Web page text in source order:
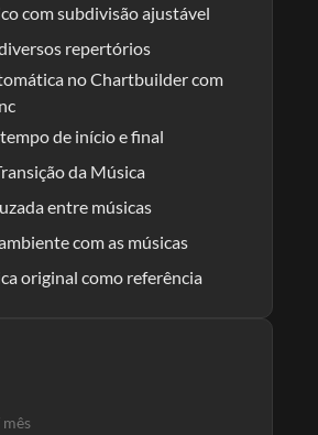
com subdivisão ajustável
repertórios
no Chartbuilder com
de início e final
da Música
entre músicas
com as músicas
original como referência
mês